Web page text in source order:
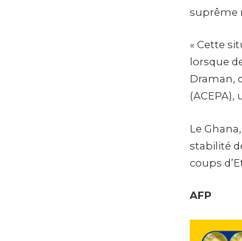
suprême
« Cette
lorsque
Draman,
Le
stabilité
coups
AFP